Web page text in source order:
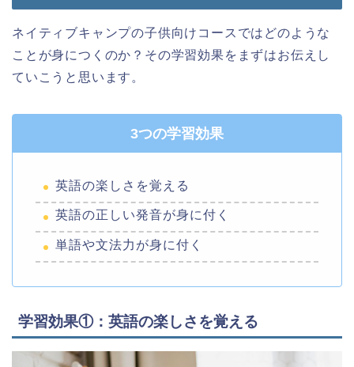
ネイティブキャンプの子供向けコースではどのような
ことが身につくのか？その学習効果をまずはお伝えし
ていこうと思います。
3つの学習効果
英語の楽しさを覚える
英語の正しい発音が身に付く
単語や文法力が身に付く
学習効果①：英語の楽しさを覚える